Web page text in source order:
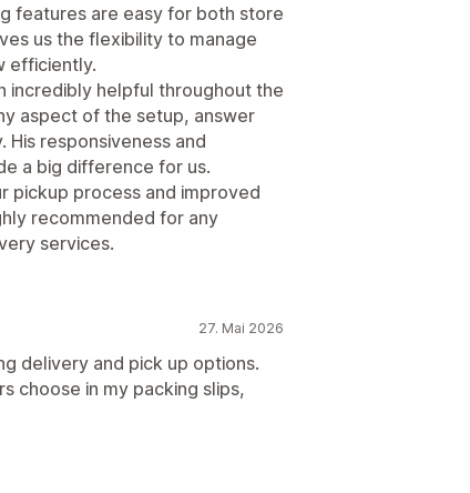
features are easy for both store
us the flexibility to manage
efficiently.
incredibly helpful throughout the
aspect of the setup, answer
His responsiveness and
a big difference for us.
pickup process and improved
recommended for any
services.
27. Mai 2026
delivery and pick up options.
choose in my packing slips,